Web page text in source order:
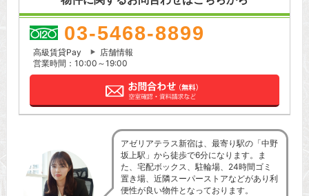
03-5468-8899
高級賃貸Pay
店舗情報
営業時間：10:00～19:00
アゼリアテラス新宿は、最寄り駅の「中野
坂上駅」から徒歩で6分になります。ま
た、宅配ボックス、駐輪場、24時間ゴミ
置き場、近隣スーパーストアなどがあり利
便性が良い物件となっております。